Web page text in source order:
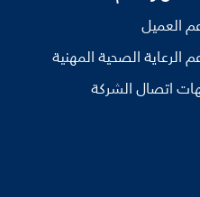
العميل
الرعاية الصحية المهنية
اتصال الشركة